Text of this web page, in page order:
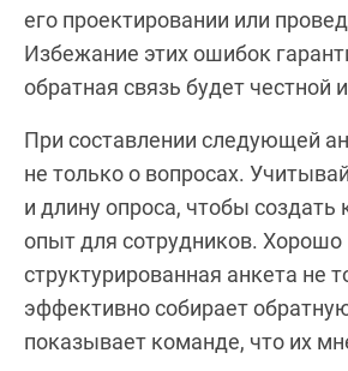
его проектировании или
Избежание этих ошибок
обратная связь будет честной
При составлении следующей
не только о вопросах.
и длину опроса, чтобы
опыт для сотрудников. Хорошо
структурированная анкета не
эффективно собирает
показывает команде, что их